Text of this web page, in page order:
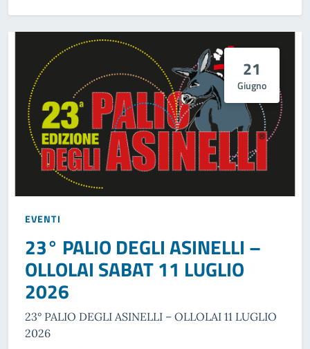
21
Giugno
EVENTI
23° PALIO DEGLI ASINELLI –
OLLOLAI SABAT 11 LUGLIO
2026
23° PALIO DEGLI ASINELLI – OLLOLAI 11 LUGLIO
2026